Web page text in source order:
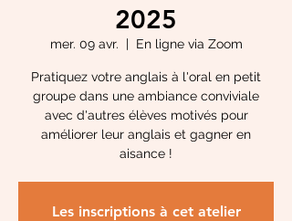
2025
mer. 09 avr.
  |
En ligne via Zoom
Pratiquez votre anglais à l'oral en petit
groupe dans une ambiance conviviale
avec d'autres élèves motivés pour
améliorer leur anglais et gagner en
aisance !
Les inscriptions à cet atelier